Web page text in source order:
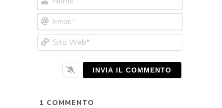
Web*
1 COMMENTO